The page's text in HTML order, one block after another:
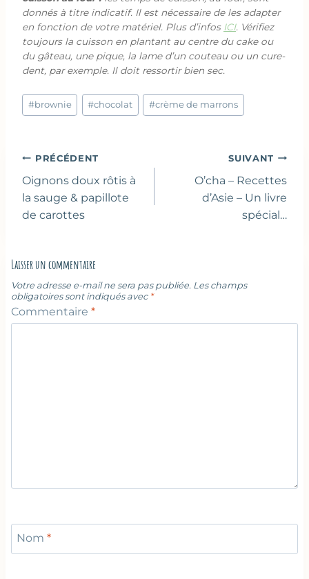
donnés à titre indicatif. Il est nécessaire de les adapter
en fonction de votre matériel. Plus d’infos ICI. Vérifiez
toujours la cuisson en plantant au centre du cake ou
du gâteau, une pique, la lame d’un couteau ou un cure-
dent, par exemple. Il doit ressortir bien sec.
Étiquettes
de
#brownie #chocolat #crème de marrons
Navigation
de
l’article
PRÉCÉDENT
Oignons doux rôtis à
la sauge & papillote
de carottes
SUIVANT
O’cha – Recettes
d’Asie – Un livre
spécial…
Laisser un commentaire
Votre adresse e-mail ne sera pas publiée. Les champs
obligatoires sont indiqués avec *
Commentaire *
Nom *